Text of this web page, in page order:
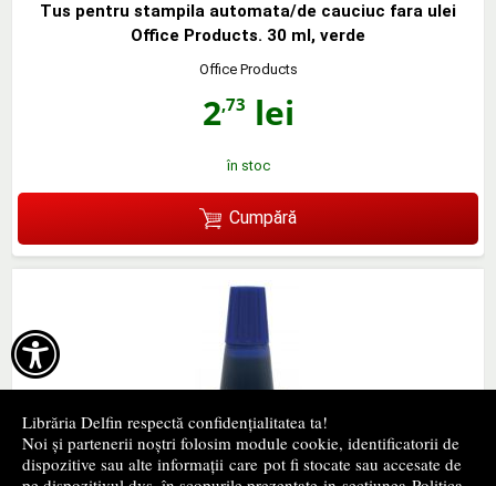

Librăria Delfin respectă confidențialitatea ta!
Noi și partenerii noștri folosim module cookie, identificatorii de
dispozitive sau alte informații care pot fi stocate sau accesate de
Tus pentru stampila automata/de cauciuc fara ulei
Office Products. 30 ml, verde
Office Products
2,73 lei
în stoc
Cumpără